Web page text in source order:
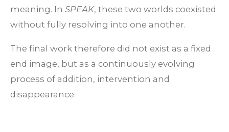
meaning. In SPEAK, these two worlds coexisted
without fully resolving into one another.
The final work therefore did not exist as a fixed
end image, but as a continuously evolving
process of addition, intervention and
disappearance.